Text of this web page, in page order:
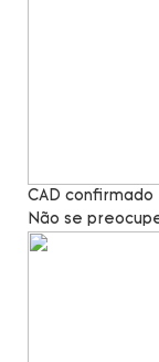
CAD confirmado
Não se